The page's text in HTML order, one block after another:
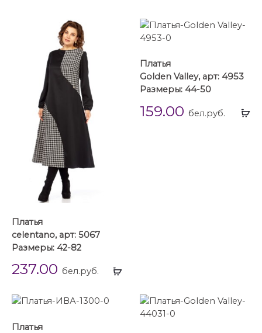
Выбрать
Платья
celentano, арт: 5067
Размеры: 42-82
237.00 бел.руб.
Платья
Golden Valley, арт: 4953
Размеры: 44-50
159.00 бел.руб.
Платья